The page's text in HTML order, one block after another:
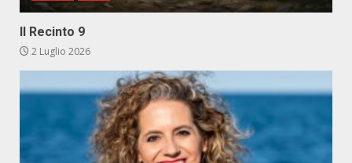
Il Recinto 9
2 Luglio 2026